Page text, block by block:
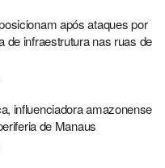
após ataques por
de infraestrutura nas ruas de
influenciadora amazonense
de Manaus